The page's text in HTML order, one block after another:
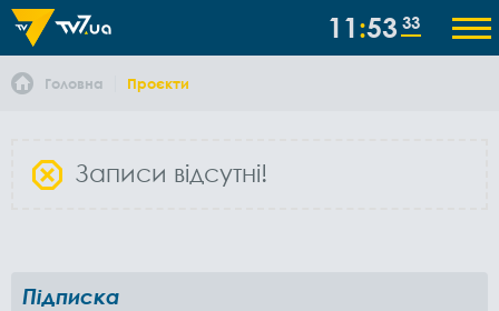
11 53 33
Головна Проєкти
Записи відсутні!
Підписка